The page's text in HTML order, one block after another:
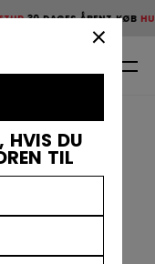
HVIS DU
TIL
30 DAGES ÅBENT KØB
Gratis retur 30